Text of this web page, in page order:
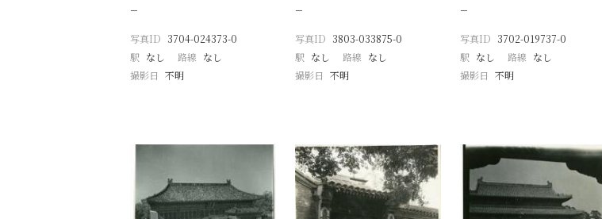
−
写真ID 3704-024373-0
駅 なし 路線 なし
撮影日 不明
−
写真ID 3803-033875-0
駅 なし 路線 なし
撮影日 不明
−
写真ID 3702-019737-0
駅 なし 路線 なし
撮影日 不明